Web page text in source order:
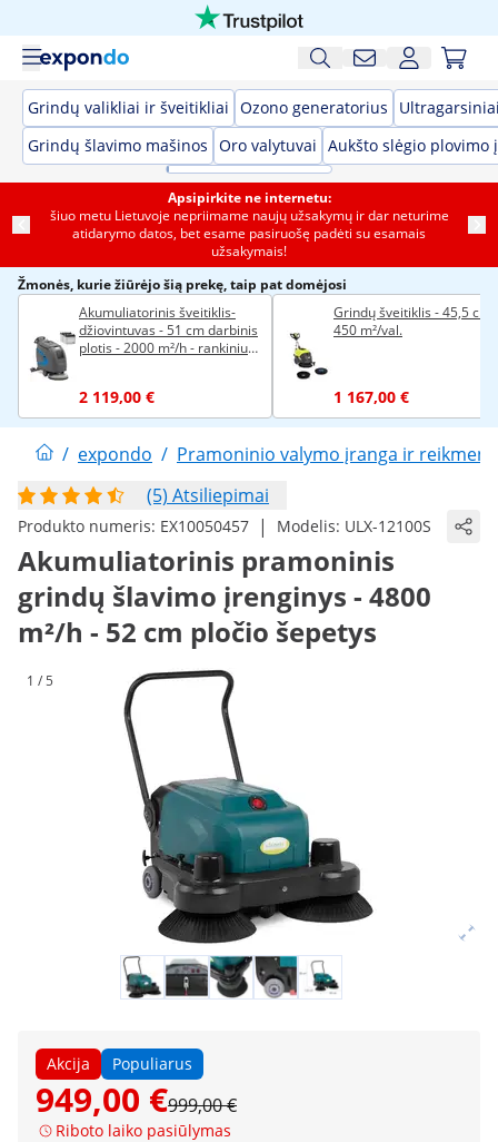
Grindų valikliai ir šveitikliai Ozono generatorius
Grindų šlavimo mašinos Oro valytuvai Aukšto slėgio plovimo
Apsipirkite ne internetu:
šiuo metu Lietuvoje nepriimame naujų užsakymų ir dar neturime
atidarymo datos, bet esame pasiruošę padėti su esamais
užsakymais!
Žmonės, kurie žiūrėjo šią prekę, taip pat domėjosi
Akumuliatorinis šveitiklis-
džiovintuvas - 51 cm darbinis
plotis - 2000 m²/h - rankiniu
2 119,00 €
Grindų šveitiklis - 45,5 cm
450 m²/val.
1 167,00 €
/ expondo / Pramoninio valymo įranga ir
(5) Atsiliepimai
Produkto numeris: EX10050457 | Modelis: ULX-12100S
Akumuliatorinis pramoninis
grindų šlavimo įrenginys - 4800
m²/h - 52 cm pločio šepetys
1 / 5
Akcija Populiarus
949,00 €999,00 €
Riboto laiko pasiūlymas